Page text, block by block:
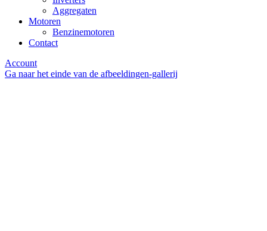
Aggregaten
Motoren
Benzinemotoren
Contact
Account
Ga naar het einde van de afbeeldingen-gallerij